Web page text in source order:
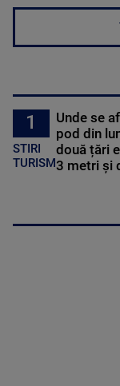
1
STIRI
TURISM
Unde se
pod din
două țări
3 metri și